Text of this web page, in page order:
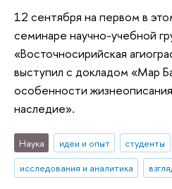
12 сентября на первом в
семинаре научно-учебной
«Восточносирийская
выступил с докладом «Мар
особенности
наследие».
Наука идеи и опыт студенты
исследования и аналитика